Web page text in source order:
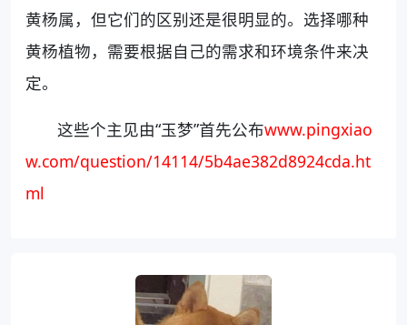
黄杨属，但它们的区别还是很明显的。选择哪种
黄杨植物，需要根据自己的需求和环境条件来决
定。
这些个主见由“玉梦”首先公布www.pingxiao
w.com/question/14114/5b4ae382d8924cda.ht
ml